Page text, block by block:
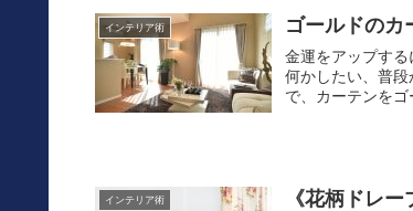
インテリア術 ゴールドのカ
金運をアップす
何かしたい、普
で、カーテンを
インテリア術
《花柄ドレ